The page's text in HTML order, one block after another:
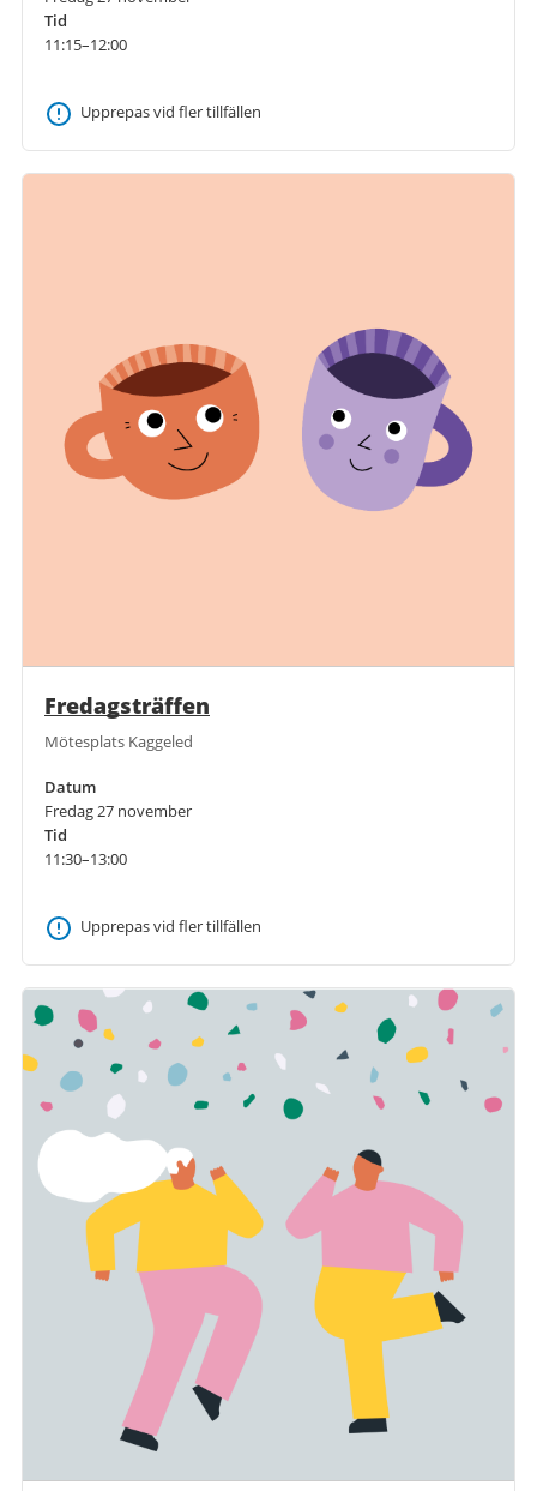
Tid
11:15–12:00
Upprepas vid fler tillfällen
Fredagsträffen
Mötesplats Kaggeled
Datum
Fredag 27 november
Tid
11:30–13:00
Upprepas vid fler tillfällen